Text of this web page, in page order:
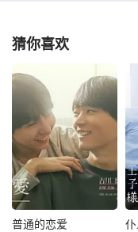
猜你喜欢
普通的恋爱